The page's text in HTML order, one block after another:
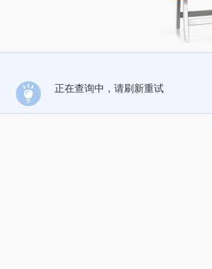
正在查询中，请刷新重试